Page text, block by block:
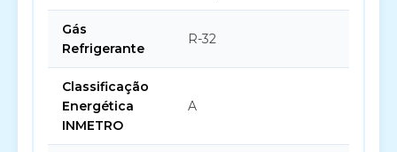
Gás
Refrigerante
R-32
Classificação
Energética
INMETRO
A